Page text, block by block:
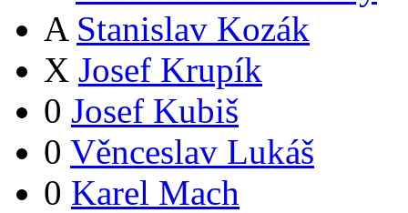
A Stanislav Kozák
X Josef Krupík
0 Josef Kubiš
0 Věnceslav Lukáš
0 Karel Mach